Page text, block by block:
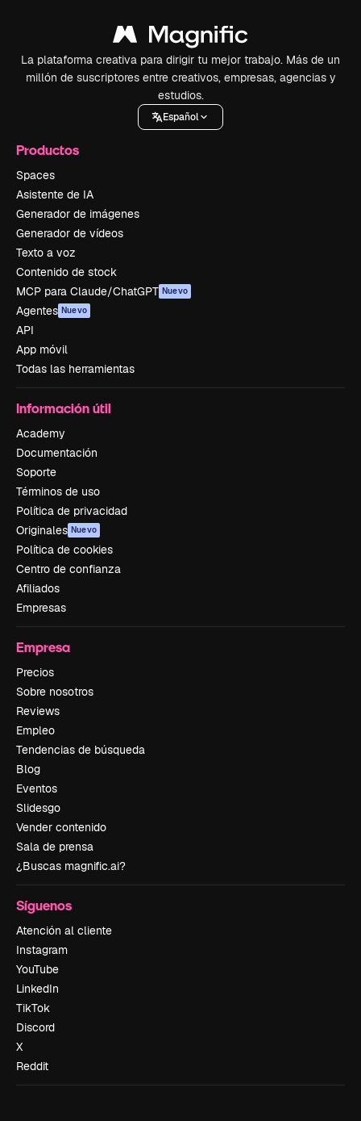
La plataforma creativa para dirigir tu mejor trabajo. Más de un
millón de suscriptores entre creativos, empresas, agencias y
estudios.
Español
Productos
Spaces
Asistente de IA
Generador de imágenes
Generador de vídeos
Texto a voz
Contenido de stock
MCP para Claude/ChatGPT Nuevo
Agentes Nuevo
API
App móvil
Todas las herramientas
Información útil
Academy
Documentación
Soporte
Términos de uso
Política de privacidad
Originales Nuevo
Política de cookies
Centro de confianza
Afiliados
Empresas
Empresa
Precios
Sobre nosotros
Reviews
Empleo
Tendencias de búsqueda
Blog
Eventos
Slidesgo
Vender contenido
Sala de prensa
¿Buscas magnific.ai?
Síguenos
Atención al cliente
Instagram
YouTube
LinkedIn
TikTok
Discord
X
Reddit